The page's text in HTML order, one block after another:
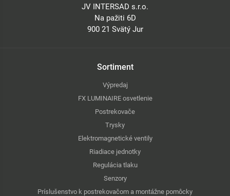
JV INTERSAD s.r.o.
Na pažiti 6D
900 21 Svätý Jur
Sortiment
Výpredaj
FX LUMINAIRE osvetlenie
Postrekovače
Trysky
Elektromagnetické ventily
Riadiace jednotky
Regulácia tlaku
Senzory
Príslušenstvo k postrekovačom a montážne pomôcky